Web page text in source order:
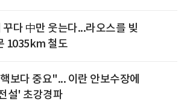
다 中만 웃는다...라오스를 빚
1035km 철도
보다 중요"... 이란 안보수장에
설' 초강경파